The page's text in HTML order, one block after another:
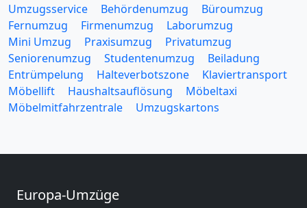
Umzugsservice Behördenumzug
Büroumzug
Fernumzug
Firmenumzug
Laborumzug
Mini Umzug
Praxisumzug
Privatumzug
Seniorenumzug
Studentenumzug
Beiladung
Entrümpelung
Halteverbotszone
Klaviertransport
Möbellift
Haushaltsauflösung
Möbeltaxi
Möbelmitfahrzentrale
Umzugskartons
Europa-Umzüge